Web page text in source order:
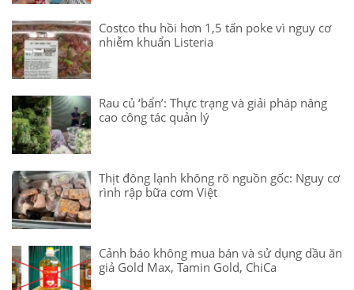
Costco thu hồi hơn 1,5 tấn poke vì nguy cơ
nhiễm khuẩn Listeria
Rau củ ‘bẩn’: Thực trạng và giải pháp nâng
cao công tác quản lý
Thịt đông lạnh không rõ nguồn gốc: Nguy cơ
rình rập bữa cơm Việt
Cảnh báo không mua bán và sử dụng dầu ăn
giả Gold Max, Tamin Gold, ChiCa